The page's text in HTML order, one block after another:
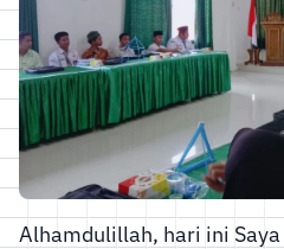
Alhamdulillah, hari ini